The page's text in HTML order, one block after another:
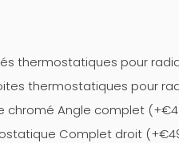
thermostatiques pour
thermostatiques pour
chromé Angle complet
Complet droit